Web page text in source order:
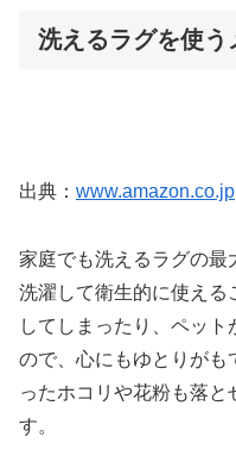
洗えるラグを使う
出典： www.amazon.co.jp
家庭でも洗えるラグの最
洗濯して衛生的に使える
してしまったり、ペッ
ので、心にもゆとりがも
ったホコリや花粉も落と
す。